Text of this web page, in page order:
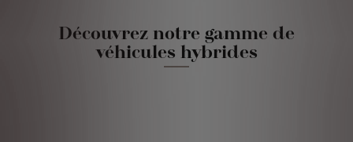
Découvrez notre gamme de
véhicules hybrides